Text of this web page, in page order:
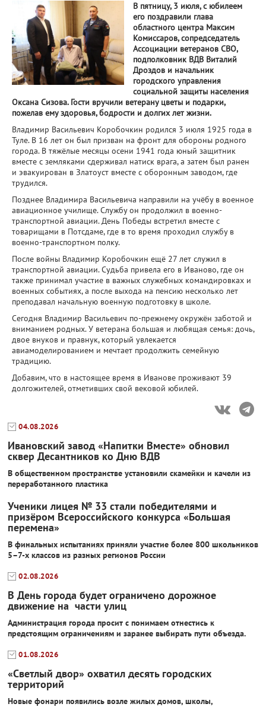
В пятницу, 3 июля, с юбилеем
его поздравили глава
областного центра Максим
Комиссаров, сопредседатель
Ассоциации ветеранов СВО,
подполковник ВДВ Виталий
Дроздов и начальник
городского управления
социальной защиты населения
Оксана Сизова. Гости вручили ветерану цветы и подарки,
пожелав ему здоровья, бодрости и долгих лет жизни.
Владимир Васильевич Коробочкин родился 3 июля 1925 года в
Туле. В 16 лет он был призван на фронт для обороны родного
города. В тяжёлые месяцы осени 1941 года юный защитник
вместе с земляками сдерживал натиск врага, а затем был ранен
и эвакуирован в Златоуст вместе с оборонным заводом, где
трудился.
Позднее Владимира Васильевича направили на учёбу в военное
авиационное училище. Службу он продолжил в военно-
транспортной авиации. День Победы встретил вместе с
товарищами в Потсдаме, где в то время проходил службу в
военно-транспортном полку.
После войны Владимир Коробочкин ещё 27 лет служил в
транспортной авиации. Судьба привела его в Иваново, где он
также принимал участие в важных служебных командировках и
военных событиях, а после выхода на пенсию несколько лет
преподавал начальную военную подготовку в школе.
Сегодня Владимир Васильевич по-прежнему окружён заботой и
вниманием родных. У ветерана большая и любящая семья: дочь,
двое внуков и правнук, который увлекается
авиамоделированием и мечтает продолжить семейную
традицию.
Добавим, что в настоящее время в Иванове проживают 39
долгожителей, отметивших свой вековой юбилей.
04.08.2026
Ивановский завод «Напитки Вместе» обновил
сквер Десантников ко Дню ВДВ
В общественном пространстве установили скамейки и качели из
переработанного пластика
Ученики лицея № 33 стали победителями и
призёром Всероссийского конкурса «Большая
перемена»
В финальных испытаниях приняли участие более 800 школьников
5–7-х классов из разных регионов России
02.08.2026
В День города будет ограничено дорожное
движение на части улиц
Администрация города просит с понимаем отнестись к
предстоящим ограничениям и заранее выбирать пути объезда.
01.08.2026
«Светлый двор» охватил десять городских
территорий
Новые фонари появились возле жилых домов, школы,